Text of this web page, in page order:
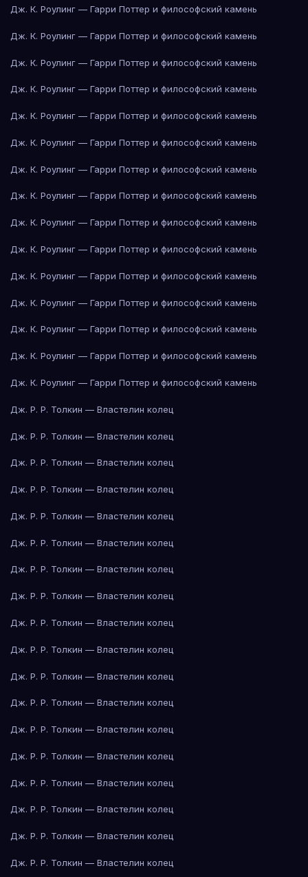
Дж. К. Роулинг — Гарри Поттер и философский камень
Дж. К. Роулинг — Гарри Поттер и философский камень
Дж. К. Роулинг — Гарри Поттер и философский камень
Дж. К. Роулинг — Гарри Поттер и философский камень
Дж. К. Роулинг — Гарри Поттер и философский камень
Дж. К. Роулинг — Гарри Поттер и философский камень
Дж. К. Роулинг — Гарри Поттер и философский камень
Дж. К. Роулинг — Гарри Поттер и философский камень
Дж. К. Роулинг — Гарри Поттер и философский камень
Дж. К. Роулинг — Гарри Поттер и философский камень
Дж. К. Роулинг — Гарри Поттер и философский камень
Дж. К. Роулинг — Гарри Поттер и философский камень
Дж. К. Роулинг — Гарри Поттер и философский камень
Дж. К. Роулинг — Гарри Поттер и философский камень
Дж. К. Роулинг — Гарри Поттер и философский камень
Дж. Р. Р. Толкин — Властелин колец
Дж. Р. Р. Толкин — Властелин колец
Дж. Р. Р. Толкин — Властелин колец
Дж. Р. Р. Толкин — Властелин колец
Дж. Р. Р. Толкин — Властелин колец
Дж. Р. Р. Толкин — Властелин колец
Дж. Р. Р. Толкин — Властелин колец
Дж. Р. Р. Толкин — Властелин колец
Дж. Р. Р. Толкин — Властелин колец
Дж. Р. Р. Толкин — Властелин колец
Дж. Р. Р. Толкин — Властелин колец
Дж. Р. Р. Толкин — Властелин колец
Дж. Р. Р. Толкин — Властелин колец
Дж. Р. Р. Толкин — Властелин колец
Дж. Р. Р. Толкин — Властелин колец
Дж. Р. Р. Толкин — Властелин колец
Дж. Р. Р. Толкин — Властелин колец
Дж. Р. Р. Толкин — Властелин колец